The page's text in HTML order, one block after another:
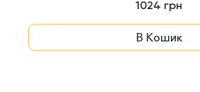
1024 грн
В Кошик